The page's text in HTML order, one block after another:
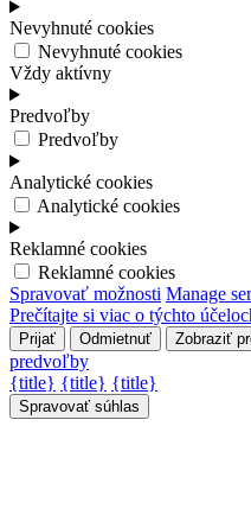
Nevyhnuté cookies
Nevyhnuté cookies
Vždy aktívny
Predvoľby
Predvoľby
Analytické cookies
Analytické cookies
Reklamné cookies
Reklamné cookies
Spravovať možnosti Manage
Prečítajte si viac o týchto
Prijať Odmietnuť Zobraziť
predvoľby
{title} {title} {title}
Spravovať súhlas